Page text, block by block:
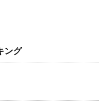
ング